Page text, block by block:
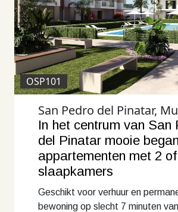
OSP101
San Pedro del Pinatar,
In het centrum van San
del Pinatar mooie
appartementen met 2
slaapkamers
Geschikt voor verhuur en
bewoning op slecht 7 minuten